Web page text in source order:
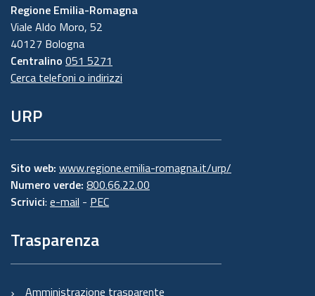
Regione Emilia-Romagna
Viale Aldo Moro, 52
40127 Bologna
Centralino 051 5271
Cerca telefoni o indirizzi
URP
Sito web: www.regione.emilia-romagna.it/urp/
Numero verde: 800.66.22.00
Scrivici: e-mail - PEC
Trasparenza
Amministrazione trasparente